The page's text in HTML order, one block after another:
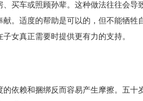
买车或照顾孙辈。这种做法往往会导
。适度的帮助是可以的，但不能牺牲
女真正需要时提供更有力的支持。
依赖和捆绑反而容易产生摩擦。五十